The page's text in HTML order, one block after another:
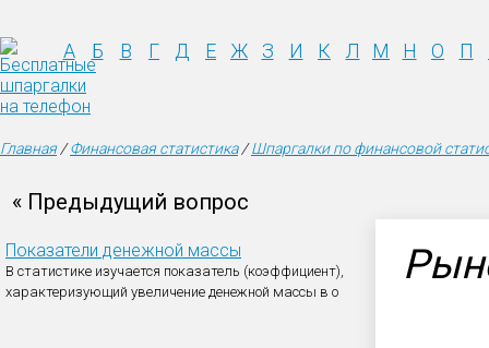
А Б В Г Д Е Ж З И К Л М Н О П
Главная/Финансовая статистика/Шпаргалки по финансовой
« Предыдущий вопрос
Показатели денежной массы
В статистике изучается показатель (коэффициент),
характеризующий увеличение денежной массы в о